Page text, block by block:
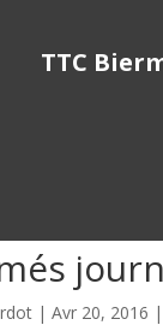
TTC
|Avr 20, 2016 |